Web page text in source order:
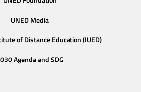
UNED Media
of Distance Education (IUED)
Agenda and SDG